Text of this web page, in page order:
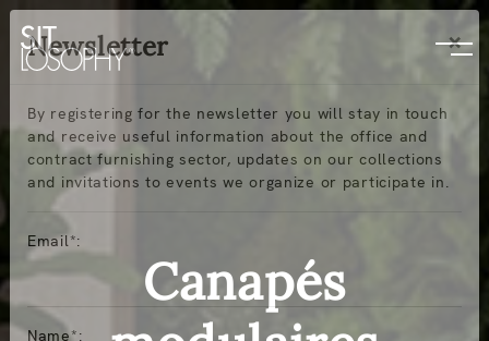
Canapés
Newsletter ×
By registering for the newsletter you will stay in touch
and receive useful information about the office and
contract furnishing sector, updates on our collections
and invitations to events we organize or participate in.
Email*:
Name*: